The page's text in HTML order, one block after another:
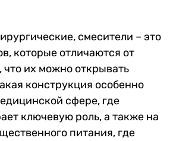
смесители – это
которые отличаются от
что их можно открывать
конструкция особенно
сфере, где
ключевую роль, а также на
питания, где